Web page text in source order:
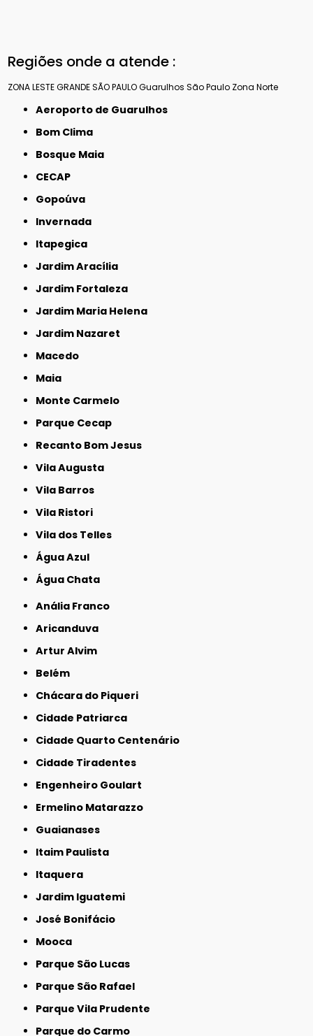
Regiões onde a atende :
ZONA LESTEGRANDE SÃO PAULOGuarulhos São Paulo Zona Norte
Aeroporto de Guarulhos
Bom Clima
Bosque Maia
CECAP
Gopoúva
Invernada
Itapegica
Jardim Aracília
Jardim Fortaleza
Jardim Maria Helena
Jardim Nazaret
Macedo
Maia
Monte Carmelo
Parque Cecap
Recanto Bom Jesus
Vila Augusta
Vila Barros
Vila Ristori
Vila dos Telles
Água Azul
Água Chata
Anália Franco
Aricanduva
Artur Alvim
Belém
Chácara do Piqueri
Cidade Patriarca
Cidade Quarto Centenário
Cidade Tiradentes
Engenheiro Goulart
Ermelino Matarazzo
Guaianases
Itaim Paulista
Itaquera
Jardim Iguatemi
José Bonifácio
Mooca
Parque São Lucas
Parque São Rafael
Parque Vila Prudente
Parque do Carmo